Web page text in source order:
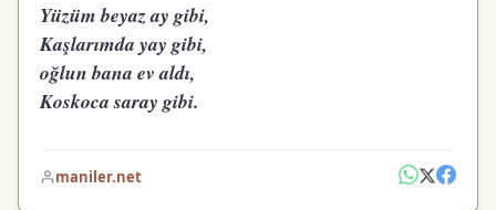
Yüzüm beyaz ay gibi,
Kaşlarımda yay gibi,
oğlun bana ev aldı,
Koskoca saray gibi.
maniler.net